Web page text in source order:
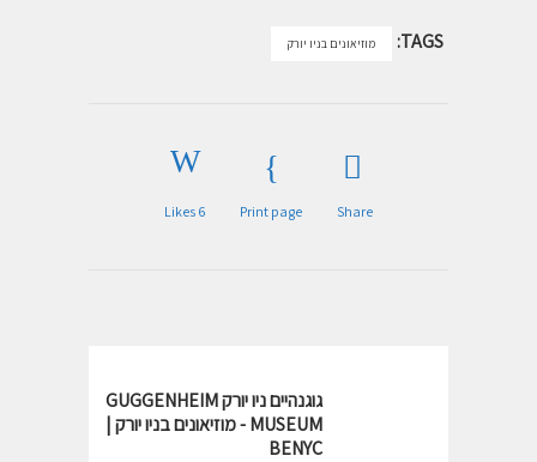
TAGS: מוזיאונים בניו יורק
Share
Print page
6
גוגנהיים ניו יורק GUGGENHEIM
MUSEUM - מוזיאונים בניו יורק |
BENYC